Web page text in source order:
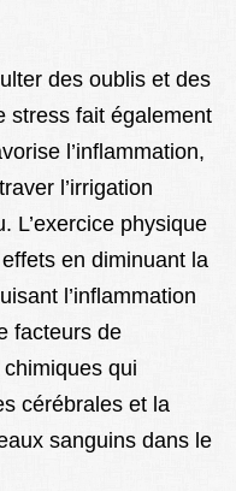
des oublis et des
stress fait également
l’inflammation,
l’irrigation
L’exercice physique
en diminuant la
l’inflammation
facteurs de
qui
cérébrales et la
sanguins dans le